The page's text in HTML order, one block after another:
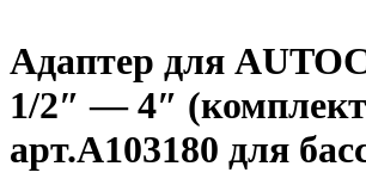
Адаптер для
1/2″ — 4″
арт.A103180 для